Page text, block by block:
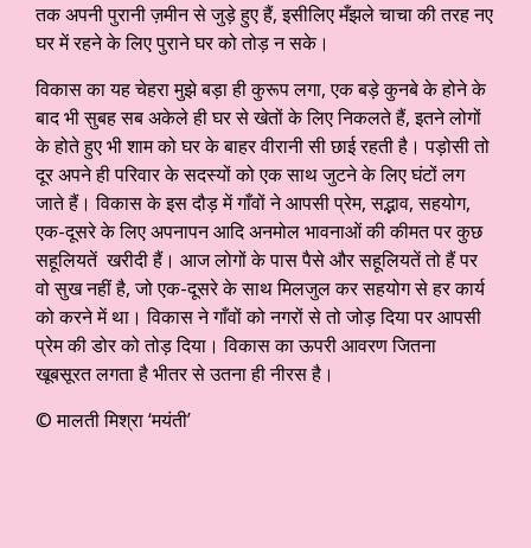
तक अपनी पुरानी ज़मीन से जुड़े हुए हैं, इसीलिए मँझले चाचा की तरह नए
घर में रहने के लिए पुराने घर को तोड़ न सके।
विकास का यह चेहरा मुझे बड़ा ही कुरूप लगा, एक बड़े कुनबे के होने के
बाद भी सुबह सब अकेले ही घर से खेतों के लिए निकलते हैं, इतने लोगों
के होते हुए भी शाम को घर के बाहर वीरानी सी छाई रहती है। पड़ोसी तो
दूर अपने ही परिवार के सदस्यों को एक साथ जुटने के लिए घंटों लग
जाते हैं। विकास के इस दौड़ में गाँवों ने आपसी प्रेम, सद्भाव, सहयोग,
एक-दूसरे के लिए अपनापन आदि अनमोल भावनाओं की कीमत पर कुछ
सहूलियतें खरीदी हैं। आज लोगों के पास पैसे और सहूलियतें तो हैं पर
वो सुख नहीं है, जो एक-दूसरे के साथ मिलजुल कर सहयोग से हर कार्य
को करने में था। विकास ने गाँवों को नगरों से तो जोड़ दिया पर आपसी
प्रेम की डोर को तोड़ दिया। विकास का ऊपरी आवरण जितना
खूबसूरत लगता है भीतर से उतना ही नीरस है।
© मालती मिश्रा ‘मयंती’